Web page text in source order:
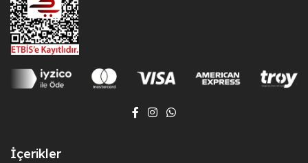
İçerikler